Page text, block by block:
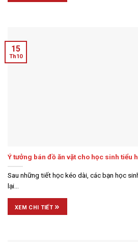
Ý tưởng bán đồ ăn vặt cho học sinh tiểu
Sau những tiết học kéo dài, các bạn học
lại...
XEM CHI TIẾT »
15
Th10